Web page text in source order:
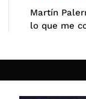
Martín
lo que me